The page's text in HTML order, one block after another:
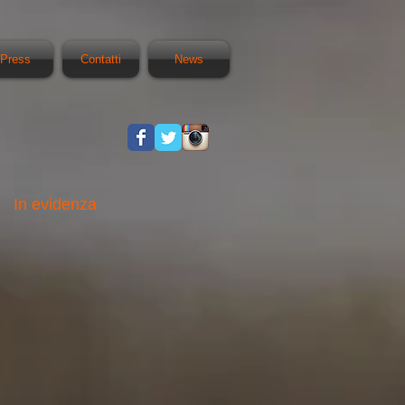
Press Contatti News
In evidenza